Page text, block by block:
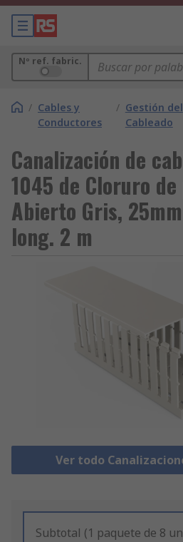
Nº ref. fabric.
/ Cables y
Conductores
/ Gestión del
Cableado
Canalización de
1045 de Cloruro
Abierto Gris,
long. 2 m
Ver todo
Subtotal (1 paquete de 8